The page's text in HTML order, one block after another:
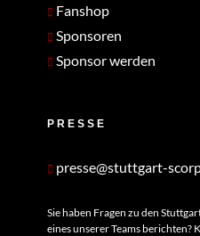
Fanshop
Sponsoren
Sponsor werden
PRESSE
presse@stuttgart-
Sie haben Fragen zu den
eines unserer Teams berichten?